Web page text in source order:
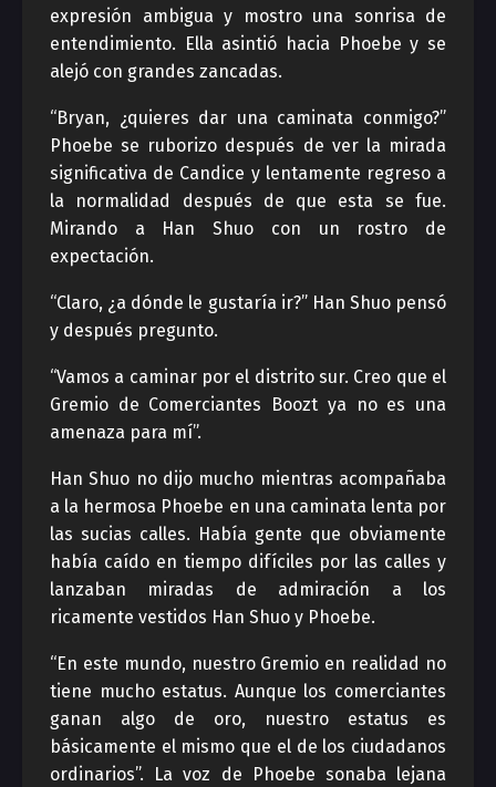
expresión ambigua y mostro una sonrisa de
entendimiento. Ella asintió hacia Phoebe y se
alejó con grandes zancadas.
“Bryan, ¿quieres dar una caminata conmigo?”
Phoebe se ruborizo después de ver la mirada
significativa de Candice y lentamente regreso a
la normalidad después de que esta se fue.
Mirando a Han Shuo con un rostro de
expectación.
“Claro, ¿a dónde le gustaría ir?” Han Shuo pensó
y después pregunto.
“Vamos a caminar por el distrito sur. Creo que el
Gremio de Comerciantes Boozt ya no es una
amenaza para mí”.
Han Shuo no dijo mucho mientras acompañaba
a la hermosa Phoebe en una caminata lenta por
las sucias calles. Había gente que obviamente
había caído en tiempo difíciles por las calles y
lanzaban miradas de admiración a los
ricamente vestidos Han Shuo y Phoebe.
“En este mundo, nuestro Gremio en realidad no
tiene mucho estatus. Aunque los comerciantes
ganan algo de oro, nuestro estatus es
básicamente el mismo que el de los ciudadanos
ordinarios”. La voz de Phoebe sonaba lejana